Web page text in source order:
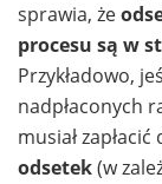
sprawia, że
procesu są w
Przykładowo,
nadpłaconych
musiał
odsetek(w